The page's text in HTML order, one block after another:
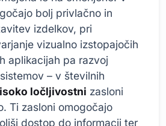
bolj privlačno in
izdelkov, pri
vizualno izstopajočih
aplikacijah pa razvoj
– v številnih
ločljivostni zasloni
Ti zasloni omogočajo
dostop do informacij ter